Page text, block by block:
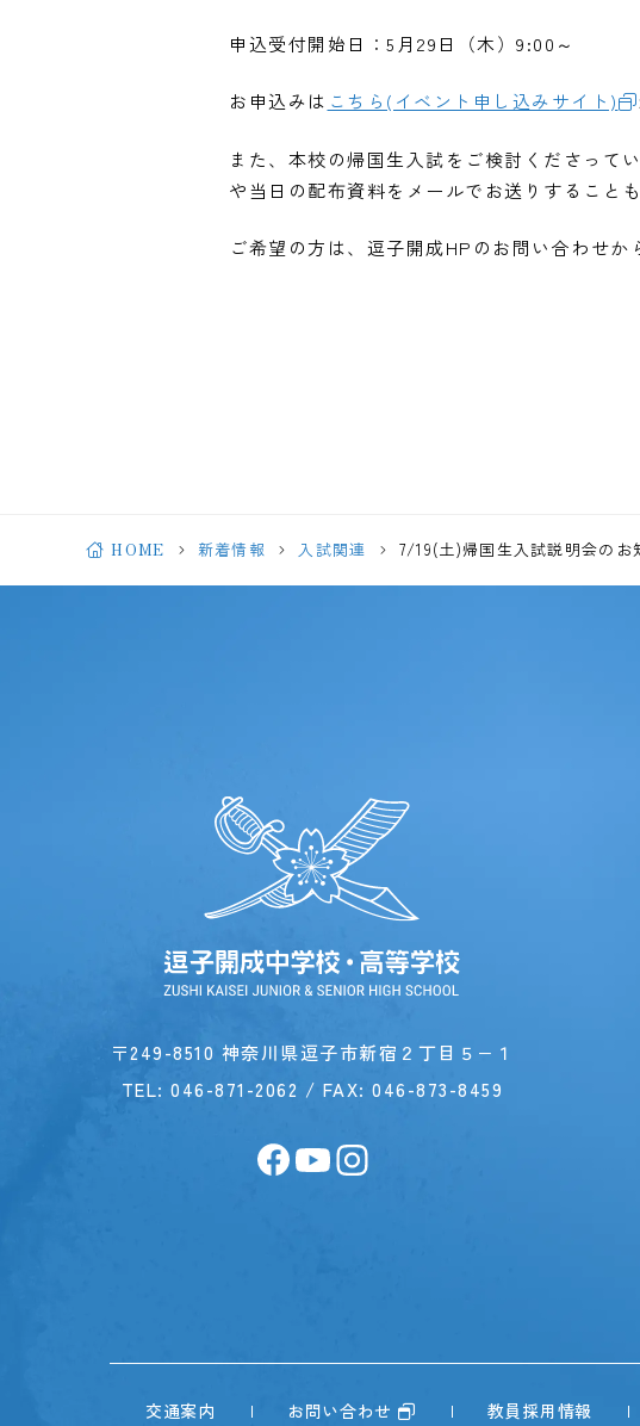
申込受付開始日：5月29日（木）9:00～
お申込みは こちら(イベント申し込みサイト)
また、本校の帰国生入試をご検討くださって
や当日の配布資料をメールでお送りすることも
ご希望の方は、逗子開成HPのお問い合わせか
HOME 新着情報 入試関連 7/19(土)帰国生入試説明会のお
〒249-8510 神奈川県逗子市新宿２丁目５−１
TEL:046-871-2062 / FAX: 046-873-8459
交通案内 お問い合わせ 教員採用情報